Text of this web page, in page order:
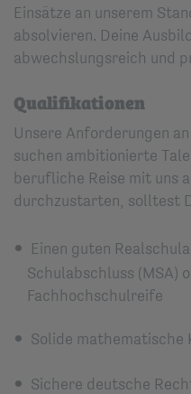
Einsätze an unserem
absolvieren. Deine
abwechslungsreich und
Qualifikationen
Unsere Anforderungen
suchen ambitionierte
berufliche Reise mit uns
durchzustarten, solltest
Einen guten
Schulabschluss (MSA)
Fachhochschulreife
Solide mathematische
Sichere deutsche